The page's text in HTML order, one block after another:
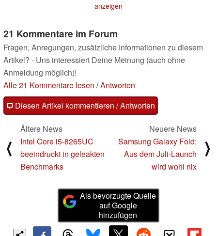
anzeigen
21 Kommentare im Forum
Fragen, Anregungen, zusätzliche Informationen zu diesem
Artikel? - Uns interessiert Deine Meinung (auch ohne
Anmeldung möglich)!
Alle 21 Kommentare lesen /Antworten
Diesen Artikel kommentieren / Antworten
⟨
Ältere News
Intel Core i5-8265UC
beeindruckt in geleakten
Benchmarks
Neuere News
Samsung Galaxy Fold:
Aus dem Juli-Launch
wird wohl nix
⟩
Als bevorzugte Quelle
auf Google
hinzufügen